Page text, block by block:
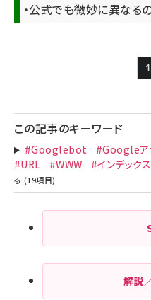
・公式でも微妙に異な
1
この記事のキーワード
#Googlebot #Googleア
#URL
#WWW #インデックス
解説